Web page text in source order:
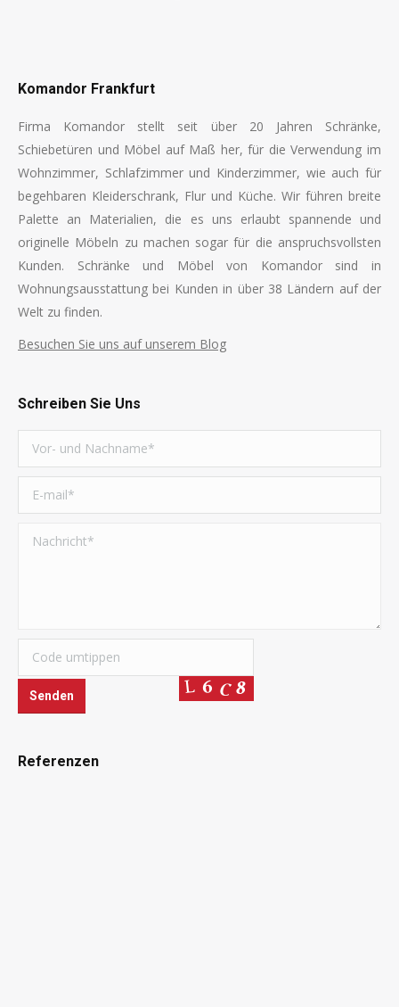
Komandor Frankfurt
Firma Komandor stellt seit über 20 Jahren Schränke,
Schiebetüren und Möbel auf Maß her, für die Verwendung im
Wohnzimmer, Schlafzimmer und Kinderzimmer, wie auch für
begehbaren Kleiderschrank, Flur und Küche. Wir führen breite
Palette an Materialien, die es uns erlaubt spannende und
originelle Möbeln zu machen sogar für die anspruchsvollsten
Kunden. Schränke und Möbel von Komandor sind in
Wohnungsausstattung bei Kunden in über 38 Ländern auf der
Welt zu finden.
Besuchen Sie uns auf unserem Blog
Schreiben Sie Uns
Referenzen